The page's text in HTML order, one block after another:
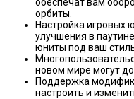
орбиты.
Настройка игровых
улучшения в
юниты под ваш
новом мире могут до
Поддержка
настроить и